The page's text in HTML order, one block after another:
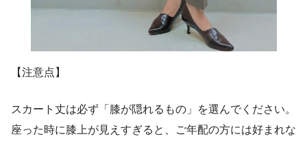
【注意点】
スカート丈は必ず「膝が隠れるもの」を選んでください。
座った時に膝上が見えすぎると、ご年配の方には好まれな